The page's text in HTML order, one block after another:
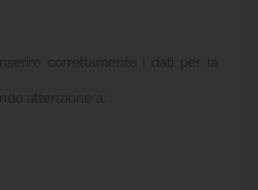
correttamente i dati per la
attenzione a: